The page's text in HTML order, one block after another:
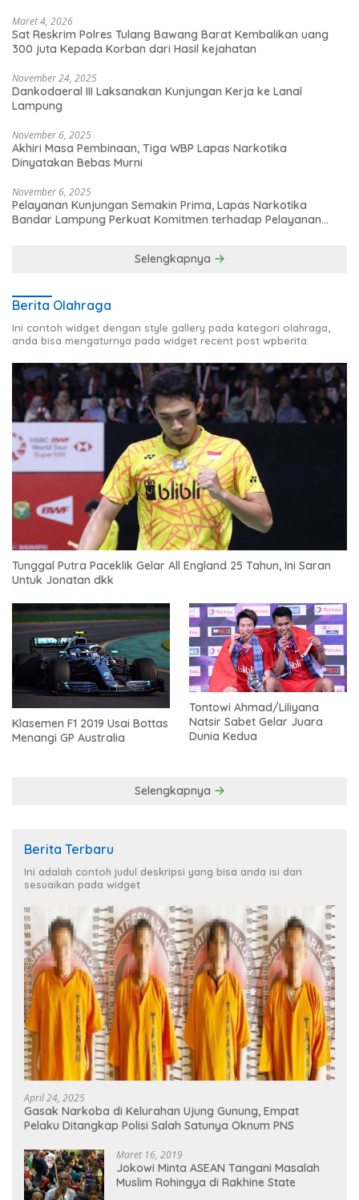
Maret 4, 2026
Sat Reskrim Polres Tulang Bawang Barat Kembalikan uang
300 juta Kepada Korban dari Hasil kejahatan
November 24, 2025
Dankodaeral III Laksanakan Kunjungan Kerja ke Lanal
Lampung
November 6, 2025
Akhiri Masa Pembinaan, Tiga WBP Lapas Narkotika
Dinyatakan Bebas Murni
November 6, 2025
Pelayanan Kunjungan Semakin Prima, Lapas Narkotika
Bandar Lampung Perkuat Komitmen terhadap Pelayanan
Selengkapnya
Berita Olahraga
Ini contoh widget dengan style gallery pada kategori olahraga,
anda bisa mengaturnya pada widget recent post wpberita.
Tunggal Putra Paceklik Gelar All England 25 Tahun, Ini Saran
Untuk Jonatan dkk
Klasemen F1 2019 Usai Bottas
Menangi GP Australia
Tontowi Ahmad/Liliyana
Natsir Sabet Gelar Juara
Dunia Kedua
Selengkapnya
Berita Terbaru
Ini adalah contoh judul deskripsi yang bisa anda isi dan
sesuaikan pada widget
April 24, 2025
Gasak Narkoba di Kelurahan Ujung Gunung, Empat
Pelaku Ditangkap Polisi Salah Satunya Oknum PNS
Maret 16, 2019
Jokowi Minta ASEAN Tangani Masalah
Muslim Rohingya di Rakhine State